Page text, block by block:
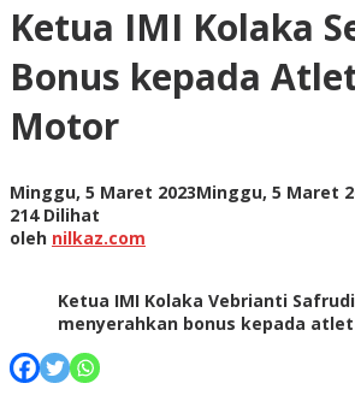
Ketua IMI Kolaka
Bonus kepada
Motor
Minggu, 5 Maret 2023Minggu, 5 Maret
214 Dilihat
oleh nilkaz.com
Ketua IMI Kolaka Vebrianti
menyerahkan bonus kepada